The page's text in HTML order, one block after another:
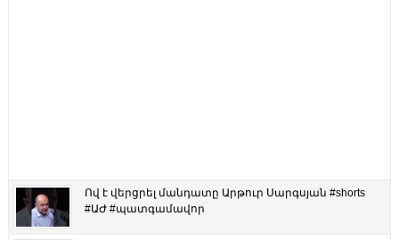
Ով է վերցրել մանդատը Արթուր Սարգսյան #shorts
#ԱԺ #պատգամավոր